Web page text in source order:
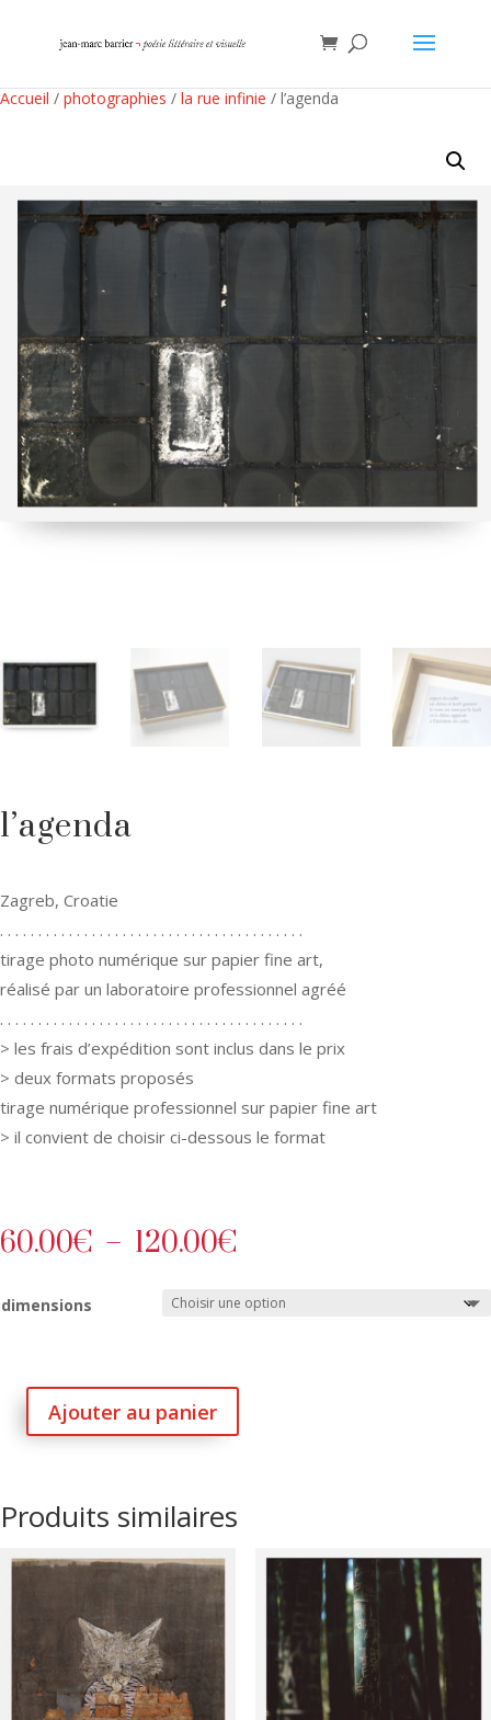
Accueil / photographies / la rue infinie / l’agenda
l’agenda
Zagreb, Croatie
. . . . . . . . . . . . . . . . . . . . . . . . . . . . . . . . . . . . . . . .
tirage photo numérique sur papier fine art,
réalisé par un laboratoire professionnel agréé
. . . . . . . . . . . . . . . . . . . . . . . . . . . . . . . . . . . . . . . .
> les frais d’expédition sont inclus dans le prix
> deux formats proposés
tirage numérique professionnel sur papier fine art
> il convient de choisir ci-dessous le format
60.00€ – 120.00€
prix :
60.00€
dimensions
quantitéAjouter au panier
Produits similaires